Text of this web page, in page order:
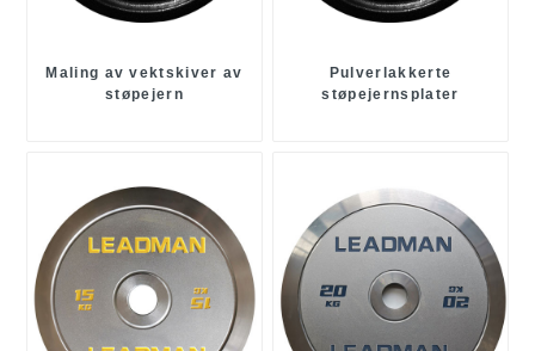
Maling av vektskiver av
støpejern
Pulverlakkerte
støpejernsplater